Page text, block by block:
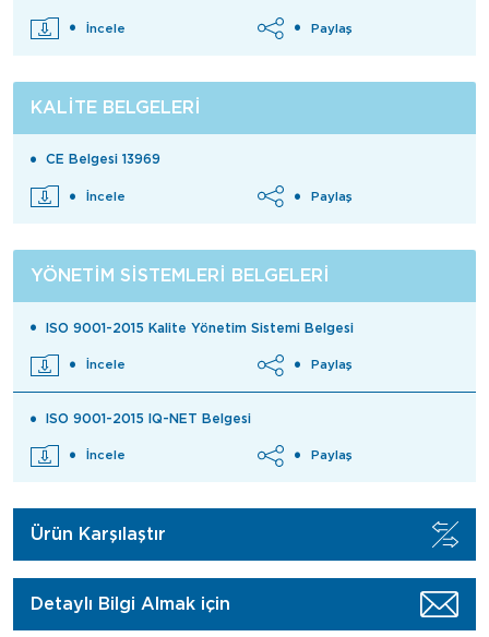
İncele Paylaş
KALITE BELGELERI
CE Belgesi 13969
İncele Paylaş
YÖNETIM SISTEMLERI BELGELERI
ISO 9001-2015 Kalite Yönetim Sistemi Belgesi
İncele Paylaş
ISO 9001-2015 IQ-NET Belgesi
İncele Paylaş
Ürün Karşılaştır
Detaylı Bilgi Almak için